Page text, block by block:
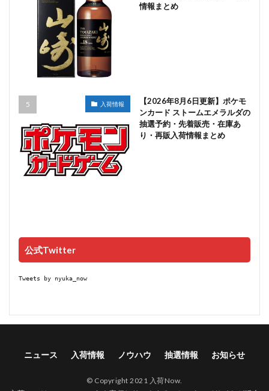
情報まとめ
入荷情報
【2026年8月6日更新】ポケモ
ンカード ストームエメラルダの
抽選予約・先着販売・在庫あ
り・再販入荷情報まとめ
公式Twitter
Tweets by nyuka_now
ニュース 入荷情報 ノウハウ 抽選情報 お知らせ
© Copyright 2021 入荷Now.